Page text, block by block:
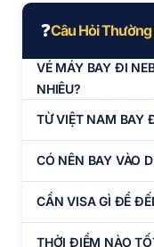
❓Câu Hỏi Thường
VÉ MÁY BAY ĐI
NHIÊU?
TỪ VIỆT NAM BAY
CÓ NÊN BAY VÀO
CẦN VISA GÌ ĐỂ
THỜI ĐIỂM NÀO